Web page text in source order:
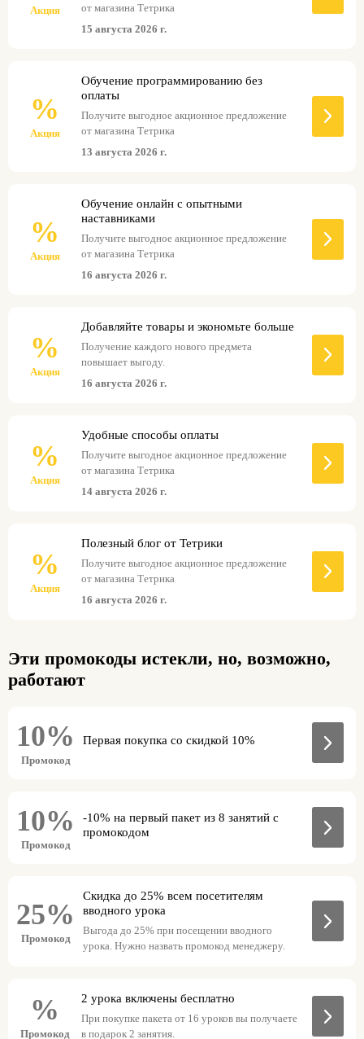
Акция
от магазина Тетрика
15 августа 2026 г.
%
Акция
Обучение программированию без
оплаты
Получите выгодное акционное предложение
от магазина Тетрика
13 августа 2026 г.
%
Акция
Обучение онлайн с опытными
наставниками
Получите выгодное акционное предложение
от магазина Тетрика
16 августа 2026 г.
%
Акция
Добавляйте товары и экономьте больше
Получение каждого нового предмета
повышает выгоду.
16 августа 2026 г.
%
Акция
Удобные способы оплаты
Получите выгодное акционное предложение
от магазина Тетрика
14 августа 2026 г.
%
Акция
Полезный блог от Тетрики
Получите выгодное акционное предложение
от магазина Тетрика
16 августа 2026 г.
Эти промокоды истекли, но, возможно,
работают
10%
Промокод
Первая покупка со скидкой 10%
10%
Промокод
-10% на первый пакет из 8 занятий с
промокодом
25%
Промокод
Скидка до 25% всем посетителям
вводного урока
Выгода до 25% при посещении вводного
урока. Нужно назвать промокод менеджеру.
%
Промокод
2 урока включены бесплатно
При покупке пакета от 16 уроков вы получаете
в подарок 2 занятия.